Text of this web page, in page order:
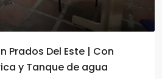
550/mes
Alquiler De Anexo En
2 Habitaciones